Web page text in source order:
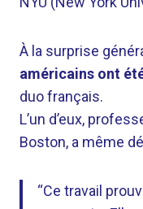
À la surprise
américains ont
duo français.
L’un d’eux,
Boston, a même
“Ce travail